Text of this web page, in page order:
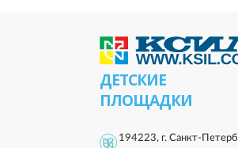
ДЕТСКИЕ
ПЛОЩАДКИ
194223, г. Санкт-